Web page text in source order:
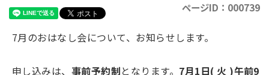
ページID：000739
7月のおはなし会について、お知らせします。
申し込みは、 事前予約制となります。 7月1日( 火 )午前9